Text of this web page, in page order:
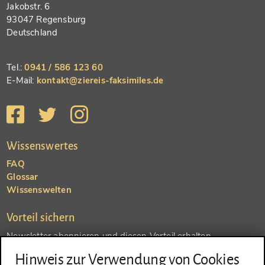
Jakobstr. 6
93047 Regensburg
Deutschland
Tel.:0941 / 586 123 60
E-Mail: kontakt@ziereis-faksimiles.de
Wissenswertes
FAQ
Glossar
Wissenswelten
Vorteil sichern
Newsletter abonnieren und diesen Vorteil erhalten
SENDEN
Hinweis zur Verwendung von Cookies